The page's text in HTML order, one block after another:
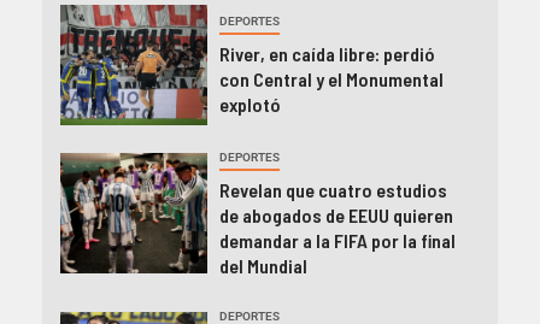
DEPORTES
River, en caída libre: perdió
con Central y el Monumental
explotó
DEPORTES
Revelan que cuatro estudios
de abogados de EEUU quieren
demandar a la FIFA por la final
del Mundial
DEPORTES